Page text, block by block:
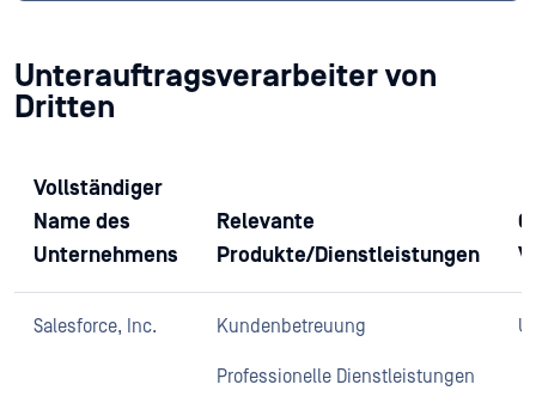
Unterauftragsverarbeiter von
Dritten
Vollständiger
Name des
Unternehmens
Relevante
Produkte/Dienstleistungen
Salesforce, Inc. Kundenbetreuung
Professionelle Dienstleistungen